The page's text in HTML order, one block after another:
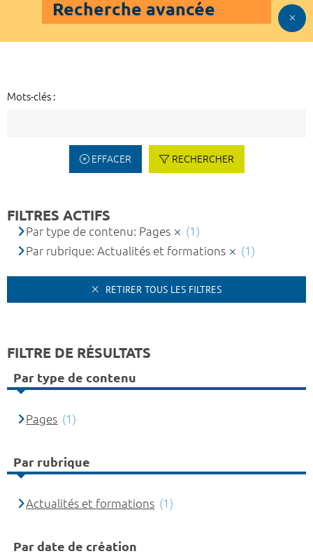
Recherche avancée
Mots-clés :
EFFACER RECHERCHER
FILTRES ACTIFS
Par type de contenu: Pages
(1)
Par rubrique: Actualités et formations
(1)
RETIRER TOUS LES FILTRES
FILTRE DE RÉSULTATS
Par type de contenu
Pages (1)
Par rubrique
Actualités et formations (1)
Par date de création